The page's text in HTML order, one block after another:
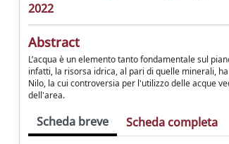
2022
Abstract
L’acqua è un elemento tanto fondamentale sul
infatti, la risorsa idrica, al pari di quelle minerali,
Nilo, la cui controversia per l'utilizzo delle acque
dell'area.
Scheda breve Scheda completa